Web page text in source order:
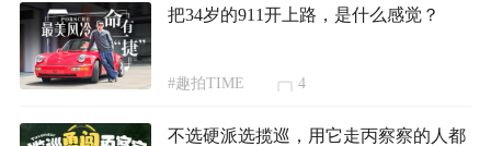
把34岁的911开上路，是什么感觉？
#趣拍TIME 4
不选硬派选揽巡，用它走丙察察的人都